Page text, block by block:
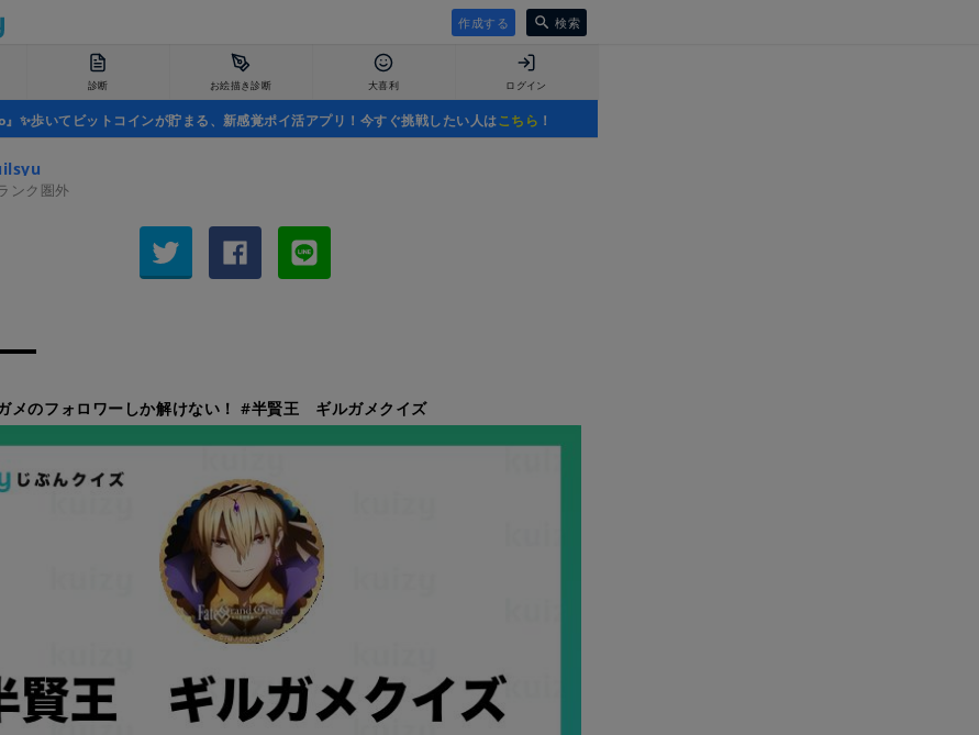
作成する 検索
診断 お絵描き診断 大喜利 ログイン
✨歩いてビットコインが貯まる、新感覚ポイ活アプリ！今すぐ挑戦したい人はこちら ！
ンク圏外
のフォロワーしか解けない！ #半賢王 ギルガメクイズ